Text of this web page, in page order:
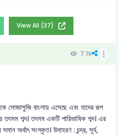
View All (37)
7.1k
সোজাসুজি বাংলায় এসেছে এবং যাদের রূপ
তৎসম শব্দ। তৎসম একটি পারিভাষিক শব্দ। এর
অর্থাৎ সংস্কৃত। উদাহরণ : চন্দ্র, সূর্য,